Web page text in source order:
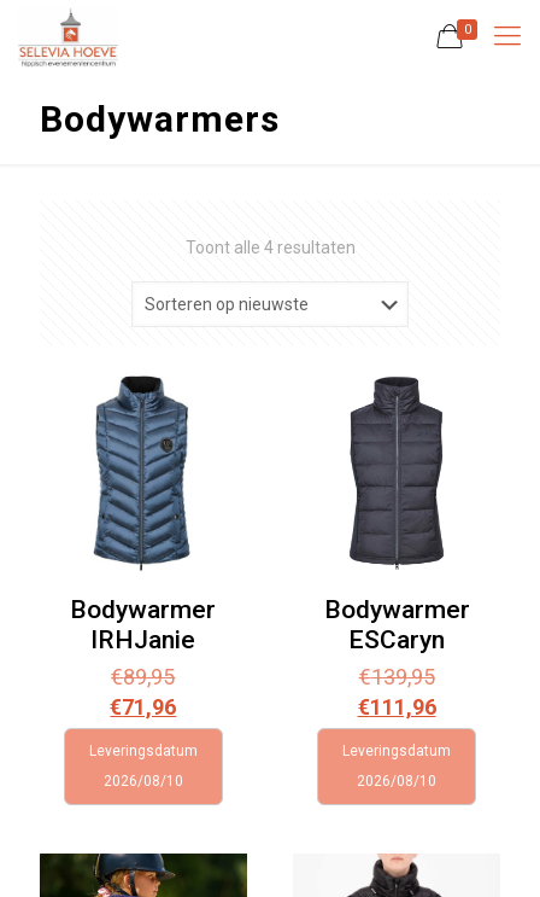
0
Bodywarmers
Toont alle 4 resultatenGesorteerd
nieuwste
Bodywarmer
IRHJanie
€89,95
€71,96
Leveringsdatum
2026/08/10
Bodywarmer
ESCaryn
€139,95
€111,96
Leveringsdatum
2026/08/10